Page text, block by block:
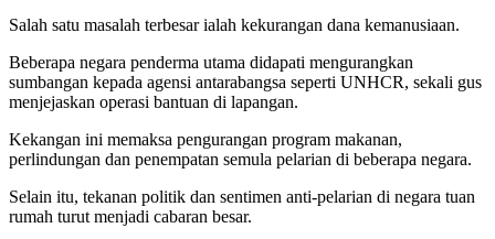
Salah satu masalah terbesar ialah kekurangan dana kemanusiaan.
Beberapa negara penderma utama didapati mengurangkan
sumbangan kepada agensi antarabangsa seperti UNHCR, sekali gus
menjejaskan operasi bantuan di lapangan.
Kekangan ini memaksa pengurangan program makanan,
perlindungan dan penempatan semula pelarian di beberapa negara.
Selain itu, tekanan politik dan sentimen anti-pelarian di negara tuan
rumah turut menjadi cabaran besar.